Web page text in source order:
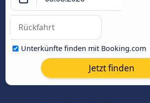
Unterkünfte finden mit Booking.com
Jetzt finden